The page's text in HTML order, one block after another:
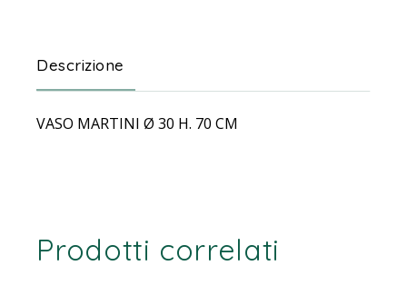
Descrizione
VASO MARTINI Ø 30 H. 70 CM
Prodotti correlati